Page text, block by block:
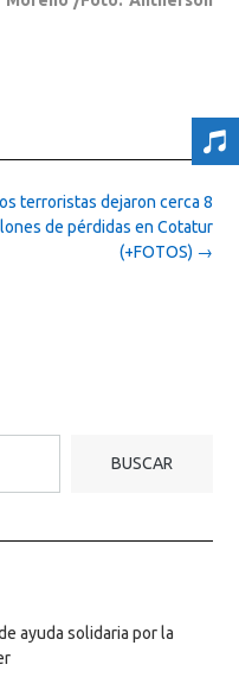
terroristas dejaron cerca 8
de pérdidas en Cotatur
(+FOTOS) →
BUSCAR
ayuda solidaria por la